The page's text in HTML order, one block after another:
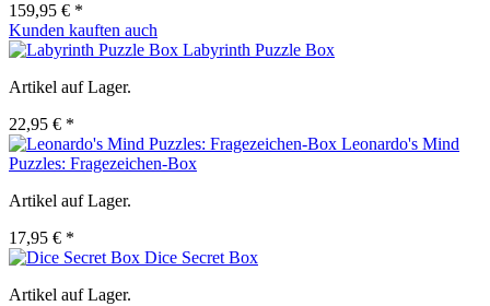
159,95 € *
Kunden kauften auch
Labyrinth Puzzle Box
Artikel auf Lager.
22,95 € *
Leonardo's Mind
Puzzles: Fragezeichen-Box
Artikel auf Lager.
17,95 € *
Dice Secret Box
Artikel auf Lager.